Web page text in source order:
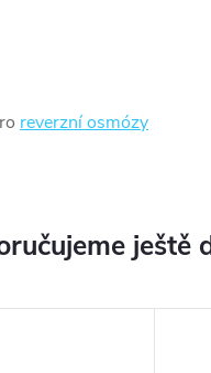
reverzní osmózy
ještě